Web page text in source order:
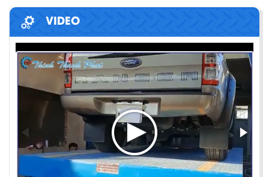
VIDEO
PHƯƠNG PHÁP ĐÓNG HÀNG LÊN
CONTAINER
Chia sẻ bí quyết và phương pháp đóng hàng lên
container một cách hiệu quả nhất